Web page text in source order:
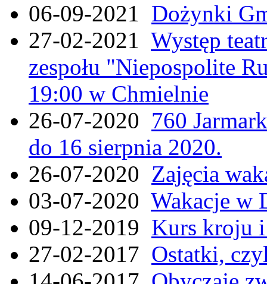
06-09-2021 Dożynki
27-02-2021 Występ
zespołu "Niepospolite
19:00 w Chmielnie
26-07-2020 760
do 16 sierpnia 2020.
26-07-2020 Zajęcia
03-07-2020 Wakacje w
09-12-2019 Kurs kroju i
27-02-2017 Ostatki,